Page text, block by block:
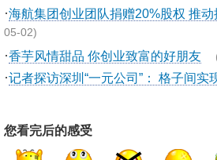
·海航集团创业团队捐赠20%股权 推动
05-02)
·香芋风情甜品 你创业致富的好朋友
·记者探访深圳“一元公司”： 格子间实
您看完后的感受